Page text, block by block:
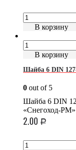
В корзину
В корзину
Шайба 6 DIN
0 out of 5
Шайба 6 DIN
«Снегоход-РМ»
2.00 Р